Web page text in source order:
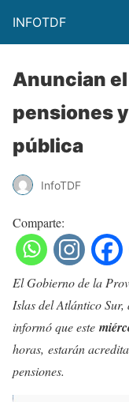
INFOTDF
Anuncian el
pensiones
pública
InfoTDF
Comparte:
El Gobierno de la
Islas del Atlántico
informó que este
horas, estarán
pensiones.